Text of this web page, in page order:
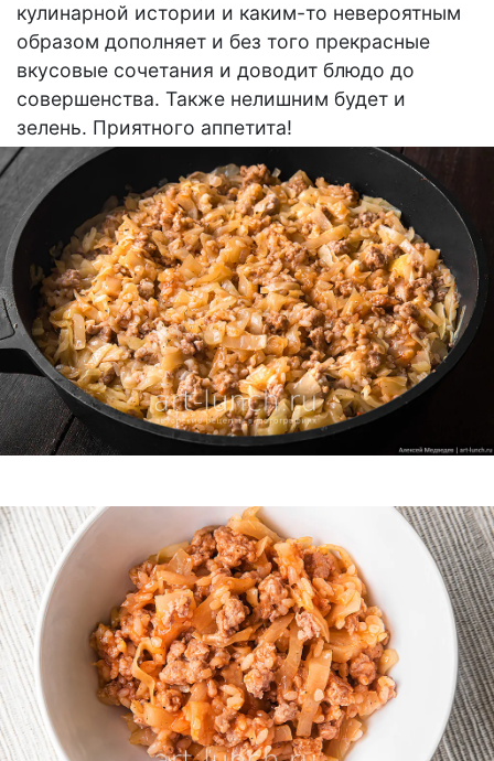
кулинарной истории и каким-то невероятным
образом дополняет и без того прекрасные
вкусовые сочетания и доводит блюдо до
совершенства. Также нелишним будет и
зелень. Приятного аппетита!